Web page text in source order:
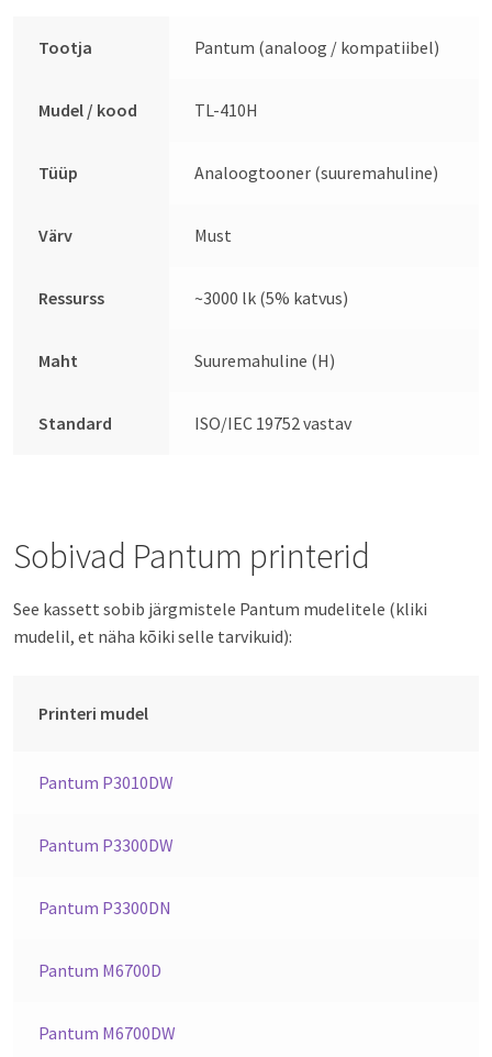
Tootja Pantum (analoog / kompatiibel)
Mudel / kood TL-410H
Tüüp Analoogtooner (suuremahuline)
Värv Must
Ressurss ~3000 lk (5% katvus)
Maht Suuremahuline (H)
Standard ISO/IEC 19752 vastav
Sobivad Pantum printerid
See kassett sobib järgmistele Pantum mudelitele (kliki
mudelil, et näha kõiki selle tarvikuid):
Printeri mudel
Pantum P3010DW
Pantum P3300DW
Pantum P3300DN
Pantum M6700D
Pantum M6700DW